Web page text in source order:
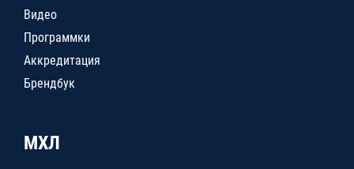
Видео
Программки
Аккредитация
Брендбук
МХЛ